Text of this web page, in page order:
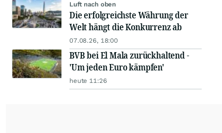
Luft nach oben
Die erfolgreichste Währung der
Welt hängt die Konkurrenz ab
07.08.26, 18:00
BVB bei El Mala zurückhaltend -
'Um jeden Euro kämpfen'
heute 11:26